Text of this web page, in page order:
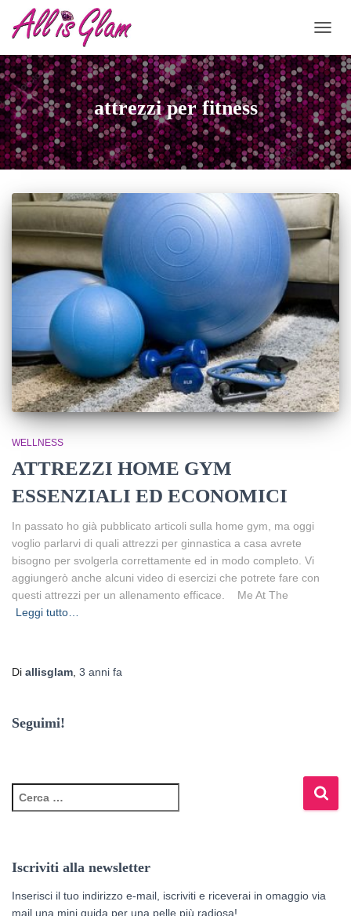
attrezzi per fitness
WELLNESS
ATTREZZI HOME GYM
ESSENZIALI ED ECONOMICI
In passato ho già pubblicato articoli sulla home gym, ma oggi
voglio parlarvi di quali attrezzi per ginnastica a casa avrete
bisogno per svolgerla correttamente ed in modo completo. Vi
aggiungerò anche alcuni video di esercizi che potrete fare con
questi attrezzi per un allenamento efficace. Me At The
Leggi tutto…
Di allisglam 3 anni fa
Seguimi!
i
r
a
p
Iscriviti alla newsletter
Inserisci il tuo indirizzo e-mail, iscriviti e riceverai in omaggio via
mail una mini guida per una pelle più radiosa!